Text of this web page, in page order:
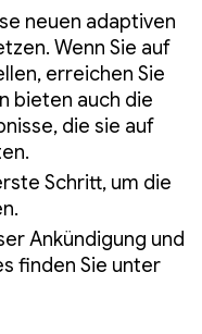
neuen adaptiven
Wenn Sie auf
erreichen Sie
bieten auch die
die sie auf
Schritt, um die
Ankündigung und
finden Sie unter